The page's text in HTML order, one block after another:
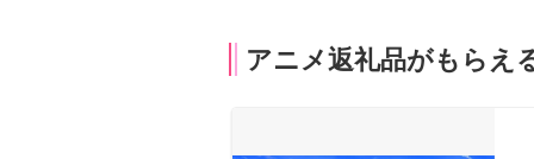
アニメ返礼品がもらえ